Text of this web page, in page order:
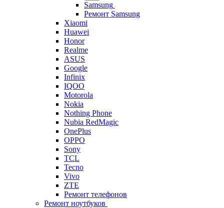
Samsung
Ремонт Samsung
Xiaomi
Huawei
Honor
Realme
ASUS
Google
Infinix
IQOO
Motorola
Nokia
Nothing Phone
Nubia RedMagic
OnePlus
OPPO
Sony
TCL
Tecno
Vivo
ZTE
Ремонт телефонов
Ремонт ноутбуков